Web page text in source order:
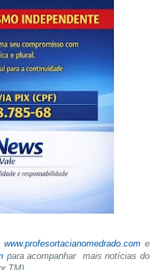
www.profesortacianomedrado.come
para acompanhar mais notícias do